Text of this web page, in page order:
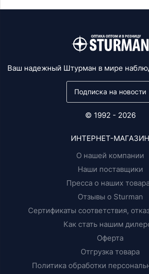
Ваш надежный Штурман в мире
Подписка на новости
© 1992 - 2026
ИНТЕРНЕТ-МАГАЗИН
О нашей компании
Наши поставщики
Пресса о наших
Отзывы о Sturman
Сертификаты соответствия,
Как стать нашим
Оферта
Отгрузка товара
Политика обработки